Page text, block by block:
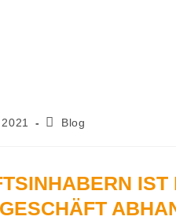
Blog
IST